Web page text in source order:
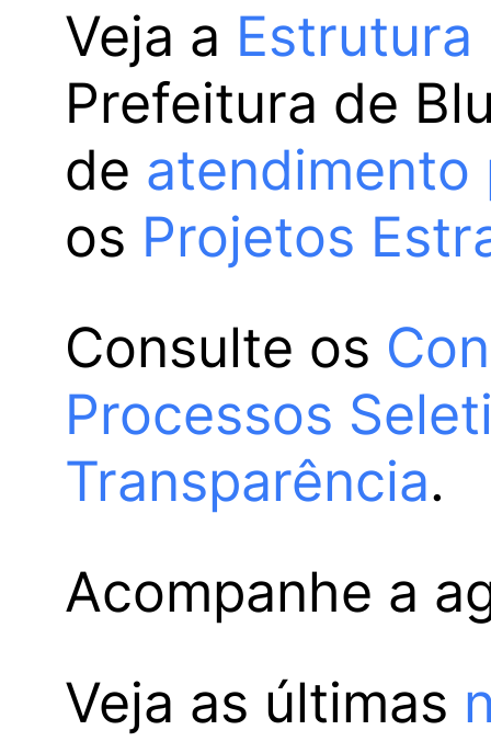
Veja a Estrutura
Prefeitura de
de atendimento
os Projetos
Consulte os
Processos
Transparência.
Acompanhe a
Veja as últimas